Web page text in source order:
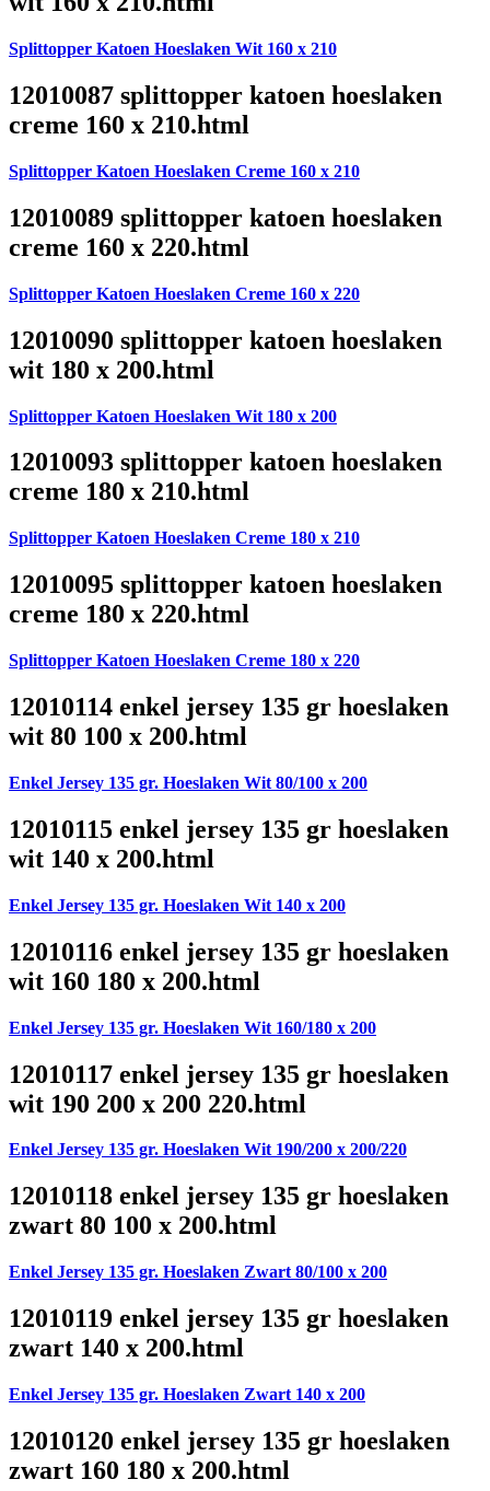
Splittopper Katoen Hoeslaken Wit 160 x 210
12010087 splittopper katoen hoeslaken
creme 160 x 210.html
Splittopper Katoen Hoeslaken Creme 160 x 210
12010089 splittopper katoen hoeslaken
creme 160 x 220.html
Splittopper Katoen Hoeslaken Creme 160 x 220
12010090 splittopper katoen hoeslaken
wit 180 x 200.html
Splittopper Katoen Hoeslaken Wit 180 x 200
12010093 splittopper katoen hoeslaken
creme 180 x 210.html
Splittopper Katoen Hoeslaken Creme 180 x 210
12010095 splittopper katoen hoeslaken
creme 180 x 220.html
Splittopper Katoen Hoeslaken Creme 180 x 220
12010114 enkel jersey 135 gr hoeslaken
wit 80 100 x 200.html
Enkel Jersey 135 gr. Hoeslaken Wit 80/100 x 200
12010115 enkel jersey 135 gr hoeslaken
wit 140 x 200.html
Enkel Jersey 135 gr. Hoeslaken Wit 140 x 200
12010116 enkel jersey 135 gr hoeslaken
wit 160 180 x 200.html
Enkel Jersey 135 gr. Hoeslaken Wit 160/180 x 200
12010117 enkel jersey 135 gr hoeslaken
wit 190 200 x 200 220.html
Enkel Jersey 135 gr. Hoeslaken Wit 190/200 x 200/220
12010118 enkel jersey 135 gr hoeslaken
zwart 80 100 x 200.html
Enkel Jersey 135 gr. Hoeslaken Zwart 80/100 x 200
12010119 enkel jersey 135 gr hoeslaken
zwart 140 x 200.html
Enkel Jersey 135 gr. Hoeslaken Zwart 140 x 200
12010120 enkel jersey 135 gr hoeslaken
zwart 160 180 x 200.html